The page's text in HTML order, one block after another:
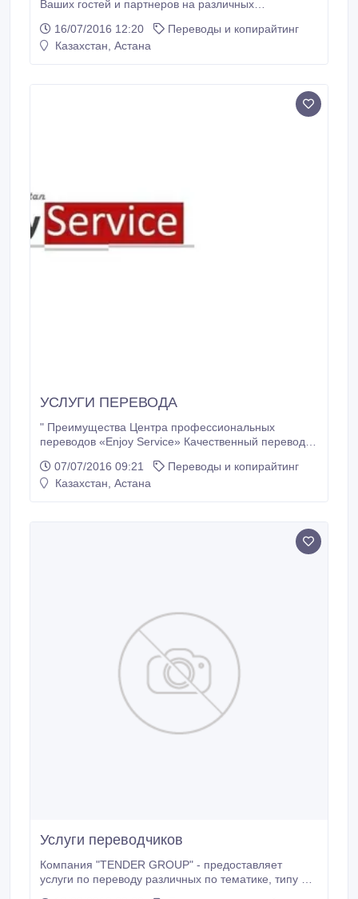
Ваших гостей и партнеров на различных
переводчики нашего центра “OLS” – это
профессионалы и энтузиасты, великолепно
16/07/2016 12:20
Переводы и копирайтинг
Казахстан, Астана
УСЛУГИ ПЕРЕВОДА
" Преимущества Центра профессиональных
переводов «Enjoy Service» Качественный перевод
Взаимодействие с клиентом на всех этапах работы;
Индивидуальный подход к каждому клиенту;
07/07/2016 09:21
Переводы и копирайтинг
Казахстан, Астана
Услуги переводчиков
Компания "TENDER GROUP" - предоставляет
услуги по переводу различных по тематике, типу и